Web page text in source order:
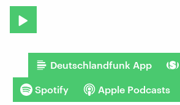
Deutschlandfunk App
Spotify Apple Podcasts